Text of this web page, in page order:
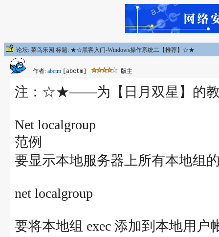
论坛: 菜鸟乐园 标题: ★☆黑客入门-Windows操作系统二【推荐】☆★
作者: abctm [abctm] 版主
注：☆★――为【日月双星】的
Net localgroup
范例
要显示本地服务器上所有本地组
net localgroup
要将本地组 exec 添加到本地用户